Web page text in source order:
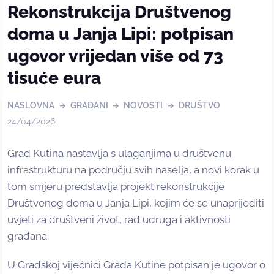
Rekonstrukcija Društvenog
doma u Janja Lipi: potpisan
ugovor vrijedan više od 73
tisuće eura
NASLOVNA GRAĐANI NOVOSTI
DRUŠTVO
24/04/2026
Grad Kutina nastavlja s ulaganjima u društvenu
infrastrukturu na području svih naselja, a novi korak u
tom smjeru predstavlja projekt rekonstrukcije
Društvenog doma u Janja Lipi, kojim će se unaprijediti
uvjeti za društveni život, rad udruga i aktivnosti
građana.
U Gradskoj vijećnici Grada Kutine potpisan je ugovor o